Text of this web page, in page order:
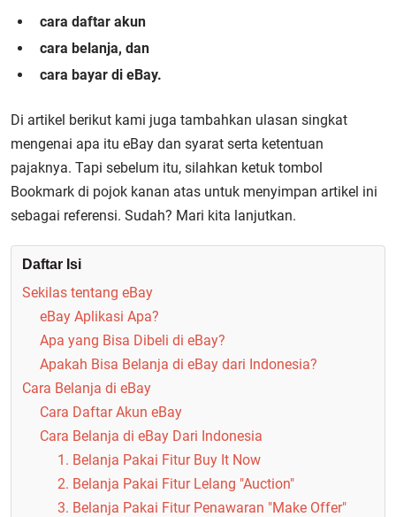
cara daftar akun
cara belanja, dan
cara bayar di eBay.
Di artikel berikut kami juga tambahkan ulasan singkat
mengenai apa itu eBay dan syarat serta ketentuan
pajaknya. Tapi sebelum itu, silahkan ketuk tombol
Bookmark di pojok kanan atas untuk menyimpan artikel ini
sebagai referensi. Sudah? Mari kita lanjutkan.
Daftar Isi
Sekilas tentang eBay
eBay Aplikasi Apa?
Apa yang Bisa Dibeli di eBay?
Apakah Bisa Belanja di eBay dari Indonesia?
Cara Belanja di eBay
Cara Daftar Akun eBay
Cara Belanja di eBay Dari Indonesia
1. Belanja Pakai Fitur Buy It Now
2. Belanja Pakai Fitur Lelang "Auction"
3. Belanja Pakai Fitur Penawaran "Make Offer"